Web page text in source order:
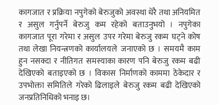
कागजात र प्रक्रिया नपुगेको बेरुजुको अवस्था धेरै तथा अनियमित
र असुल गर्नुपर्ने बेरुजु कम रहेको बताउनुभयो । नपुगेका
कागजात पूरा गरेमा र असुल उपर गरेमा बेरुजु रकम घट्ने कोष
तथा लेखा नियन्त्रणको कार्यालयले जनाएको छ । समयमै काम
हुन नसक्दा र नीतिगत समस्याका कारण पनि बेरुजु रकम बढी
देखिएको बताइएको छ । विकास निर्माणको काममा ठेकेदार र
उपभोक्ता समितिले गरेको ढिलाइले बेरुजु रकम बढी देखिएको
जनप्रतिनिधिको भनाइ छ।